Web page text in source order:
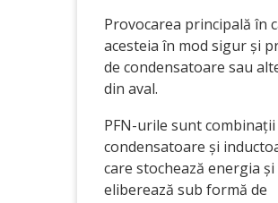
Provocarea principală în
acesteia în mod sigur și
de condensatoare sau
din aval.
PFN-urile sunt combinații
condensatoare și
care stochează energia și
eliberează sub formă de